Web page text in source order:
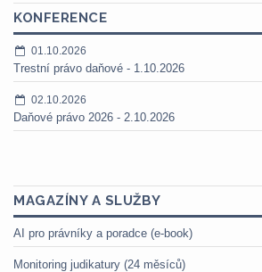
KONFERENCE
01.10.2026
Trestní právo daňové - 1.10.2026
02.10.2026
Daňové právo 2026 - 2.10.2026
MAGAZÍNY A SLUŽBY
AI pro právníky a poradce (e-book)
Monitoring judikatury (24 měsíců)